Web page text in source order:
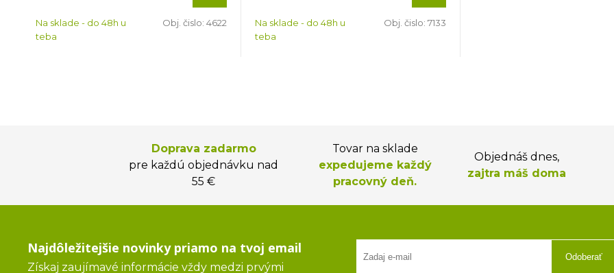
Na sklade - do 48h u
teba
Obj. čislo: 4622
Na sklade - do 48h u
teba
Obj. čislo: 7133
Doprava zadarmo
pre každú objednávku nad
55 €
Tovar na sklade
expedujeme každý
pracovný deň.
Objednáš dnes,
zajtra máš doma
Najdôležitejšie novinky priamo na tvoj email
Získaj zaujímavé informácie vždy medzi prvými
Odoberať